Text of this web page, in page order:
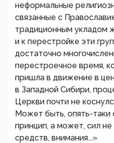
неформальные
связанные с
традиционным укладом
и к перестройке эти
достаточно
перестроечное время,
пришла в движение в
в Западной Сибири,
Церкви почти не
Может быть, опять-таки
принцип, а может, сил не
средств, внимания...»